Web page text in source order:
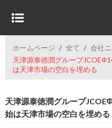
ホームページ / 全て / 会社
天津源泰徳潤グループ
は天津市場の空白を埋める
天津源泰徳潤グループ
始は天津市場の空白を埋める